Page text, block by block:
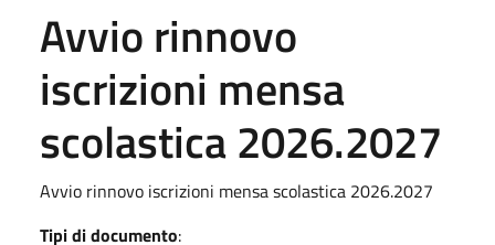
Avvio rinnovo
iscrizioni mensa
scolastica 2026.2027
Avvio rinnovo iscrizioni mensa scolastica 2026.2027
Tipi di documento: